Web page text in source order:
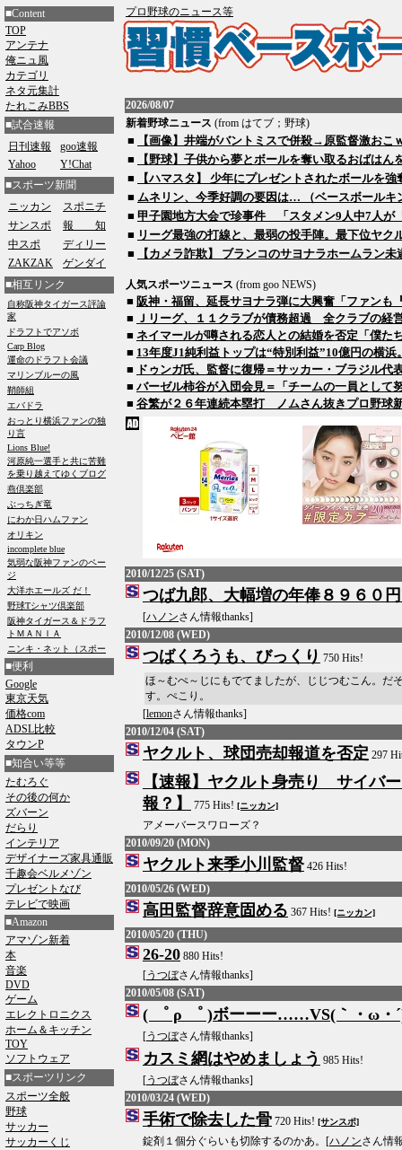
■Content
TOP
アンテナ
俺ニュ風
カテゴリ
ネタ元集計
たれこみBBS
■試合速報
日刊速報
goo速報
Yahoo
Y!Chat
■スポーツ新聞
ニッカン
スポニチ
サンスポ
報 知
中スポ
ディリー
ZAKZAK
ゲンダイ
■相互リンク
■便利
Google
東京天気
価格com
ADSL比較
タウンP
■知合い等等
たむろぐ
その後の何か
ズバーン
だらり
インテリア
デザイナーズ家具通販
千趣会ベルメゾン
プレゼントなび
テレビで映画
■Amazon
アマゾン新着
本
音楽
DVD
ゲーム
エレクトロニクス
ホーム＆キッチン
TOY
ソフトウェア
■スポーツリンク
スポーツ全般
野球
サッカー
サッカーくじ
プロ野球のニュース等
2026/08/07
新着野球ニュース (from はてブ；野球)
■
【画像】井端がバントミスで併殺→原監督激おこ
■
【野球】子供から夢とボールを奪い取るおばはん
■
【ハマスタ】 少年にプレゼントされたボールを
■ ムネリン、今季好調の要因は… （ベースボールキ
■ 甲子園地方大会で珍事件 「スタメン9人中7人が
■ リーグ最強の打線と、最弱の投手陣。最下位ヤク
■
【カメラ詐欺】 ブランコのサヨナラホームラン
人気スポーツニュース (from goo NEWS)
■ 阪神・福留、延長サヨナラ弾に大興奮「ファンも
■ Ｊリーグ、１１クラブが債務超過 全クラブの経
■ ネイマールが噂される恋人との結婚を否定「僕た
■ 13年度J1純利益トップは“特別利益”10億円の横浜
■ ドゥンガ氏、監督に復帰＝サッカー・ブラジル代
■ バーゼル柿谷が入団会見＝「チームの一員として
■ 谷繁が２６年連続本塁打 ノムさん抜きプロ野球
2010/12/25 (SAT)
つば九郎、大幅増の年俸８９６０
[ハノンさん情報thanks]
2010/12/08 (WED)
つばくろうも、びっくり 750 Hits!
ほ～むぺ～じにもでてましたが、じじつむこん。だ
す。ぺこり。
[lemonさん情報thanks]
2010/12/04 (SAT)
ヤクルト、球団売却報道を否定 297
【速報】ヤクルト身売り サイバ
報？】
775 Hits! [ニッカン]
アメーバースワローズ？
2010/09/20 (MON)
ヤクルト来季小川監督 426 Hits!
2010/05/26 (WED)
高田監督辞意固める 367 Hits! [ニッカン]
2010/05/20 (THU)
26-20 880 Hits!
[うつぼさん情報thanks]
2010/05/08 (SAT)
( ゜ ρ ゜ )ボーーー……VS(｀・ω・
[うつぼさん情報thanks]
カスミ網はやめましょう 985 Hits!
[うつぼさん情報thanks]
2010/03/24 (WED)
手術で除去した骨 720 Hits! [サンスポ]
錠剤１個分ぐらいも切除するのかあ。[ハノンさん情